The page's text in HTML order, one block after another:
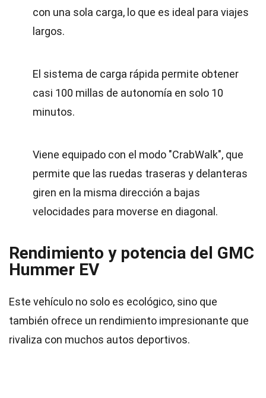
con una sola carga, lo que es ideal para viajes
largos.
El sistema de carga rápida permite obtener
casi 100 millas de autonomía en solo 10
minutos.
Viene equipado con el modo "CrabWalk", que
permite que las ruedas traseras y delanteras
giren en la misma dirección a bajas
velocidades para moverse en diagonal.
Rendimiento y potencia del GMC
Hummer EV
Este vehículo no solo es ecológico, sino que
también ofrece un rendimiento impresionante que
rivaliza con muchos autos deportivos.